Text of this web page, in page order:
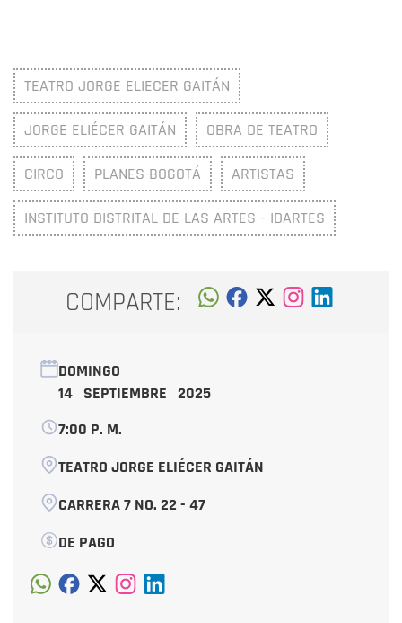
TEATRO JORGE ELIECER GAITÁN
JORGE ELIÉCER GAITÁN OBRA DE TEATRO
CIRCO PLANES BOGOTÁ ARTISTAS
INSTITUTO DISTRITAL DE LAS ARTES - IDARTES
COMPARTE:
DOMINGO
14 SEPTIEMBRE 2025
7:00 P. M.
TEATRO JORGE ELIÉCER GAITÁN
CARRERA 7 NO. 22 - 47
DE PAGO